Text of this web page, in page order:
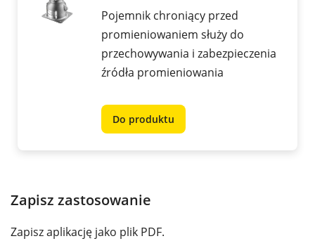
Pojemnik chroniący przed
promieniowaniem służy do
przechowywania i zabezpieczenia
źródła promieniowania
Do produktu
Zapisz zastosowanie
Zapisz aplikację jako plik PDF.